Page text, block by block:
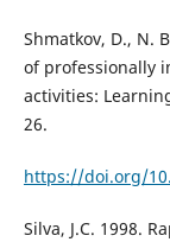
Shmatkov, D., N.
of professionally
activities:
26.
https://doi.org/
Silva, J.C. 1998.